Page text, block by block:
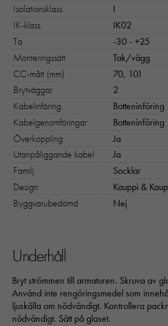
Isolationsklass
I
IK-klass
IK02
Ta
-30 - +25
Monteringssätt
Tak/vägg
CC-mått (mm)
70, 101
Brytväggar
2
Kabelinföring
Botteninföring
Kabelgenomföringar
Botteninföring
Överkoppling
Ja
Utanpåliggande kabel
Ja
Familj
Socklar
Design
Kauppi &
Byggvarubedömd
Nej
Underhåll
Bryt strömmen till armaturen. Skruva av
Använd inte rengöringsmedel som
ljuskälla om nödvändigt. Kontrollera
nödvändigt. Sätt på glaset.